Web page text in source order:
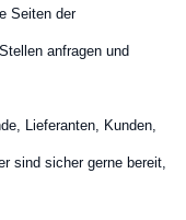
Seiten der
anfragen und
Lieferanten, Kunden,
sind sicher gerne bereit,